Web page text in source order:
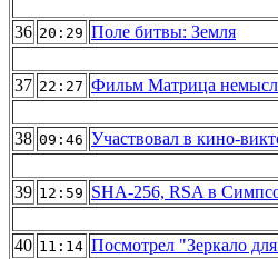
36 20:29 Поле битвы: Земля
37 22:27 Фильм Матрица
38 09:46 Участвовал в кино-
39 12:59 SHA-256, RSA в
40 11:14 Посмотрел "Зеркало